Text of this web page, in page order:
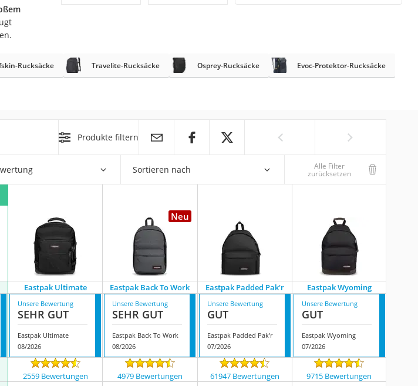
Rucksäcke Travelite-Rucksäcke Osprey-Rucksäcke Evoc-Protektor-Rucksäcke
Produkte filtern
Sortieren nach Alle Filter
zurücksetzen
Neu
Eastpak Ultimate Eastpak Back To Work Eastpak Padded Pak'r
Eastpak Wyoming
Unsere Bewertung
SEHR GUT
Eastpak Ultimate
08/2026
Unsere Bewertung
SEHR GUT
Eastpak Back To Work
08/2026
Unsere Bewertung
GUT
Eastpak Padded Pak'r
07/2026
Unsere Bewertung
GUT
Eastpak Wyoming
07/2026
2559 Bewertungen 4979 Bewertungen 61947 Bewertungen
9715 Bewertungen